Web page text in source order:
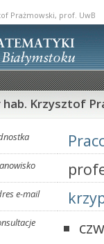
Prażmowski, prof. UwB
hab. Krzysztof
e-mail